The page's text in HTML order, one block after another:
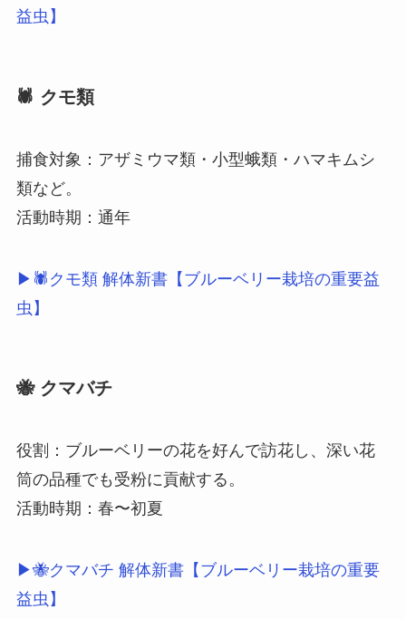
益虫】
🕷 クモ類
捕食対象：アザミウマ類・小型蛾類・ハマキムシ
類など。
活動時期：通年
▶🕷クモ類 解体新書【ブルーベリー栽培の重要益
虫】
🐝 クマバチ
役割：ブルーベリーの花を好んで訪花し、深い花
筒の品種でも受粉に貢献する。
活動時期：春〜初夏
▶🐝クマバチ 解体新書【ブルーベリー栽培の重要
益虫】